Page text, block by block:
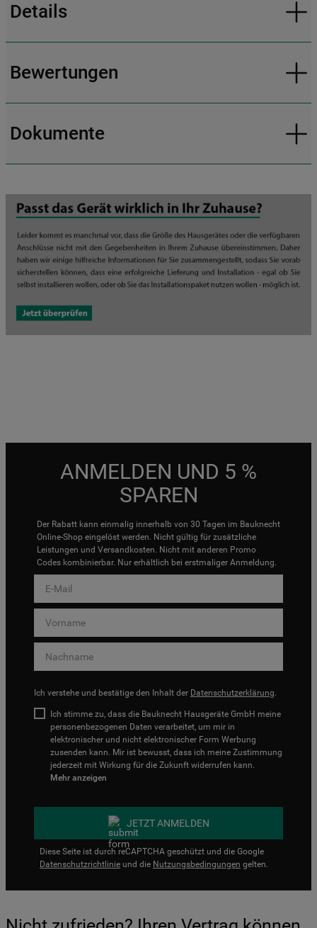
Details
Bewertungen
Dokumente
ANMELDEN UND 5 %
SPAREN
Der Rabatt kann einmalig innerhalb von 30 Tagen im Bauknecht
Online-Shop eingelöst werden. Nicht gültig für zusätzliche
Leistungen und Versandkosten. Nicht mit anderen Promo
Codes kombinierbar. Nur erhältlich bei erstmaliger Anmeldung.
Ich verstehe und bestätige den Inhalt der Datenschutzerklärung.
Ich stimme zu, dass die Bauknecht Hausgeräte GmbH meine
personenbezogenen Daten verarbeitet, um mir in
elektronischer und nicht elektronischer Form Werbung
zusenden kann. Mir ist bewusst, dass ich meine Zustimmung
jederzeit mit Wirkung für die Zukunft widerrufen kann.
Mehr anzeigen
JETZT ANMELDEN
Diese Seite ist durch reCAPTCHA geschützt und die Google
Datenschutzrichtlinie und die Nutzungsbedingungen gelten.